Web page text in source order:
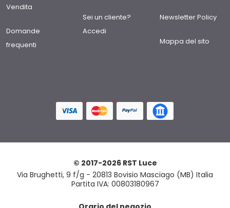
Vendita
Domande
frequenti
Sei un cliente?
Accedi
Newsletter Policy
Mappa del sito
© 2017-2026 RST Luce
Via Brughetti, 9 f/g - 20813 Bovisio Masciago (MB) Italia
Partita IVA: 00803180967